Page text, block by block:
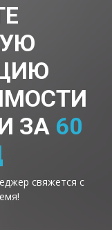
ЗА 60
свяжется с